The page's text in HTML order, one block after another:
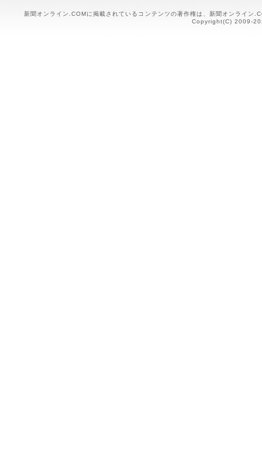
新聞オンライン.COMに掲載されているコンテンツの著作権は、新聞オンライン
Copyright(C) 2009-